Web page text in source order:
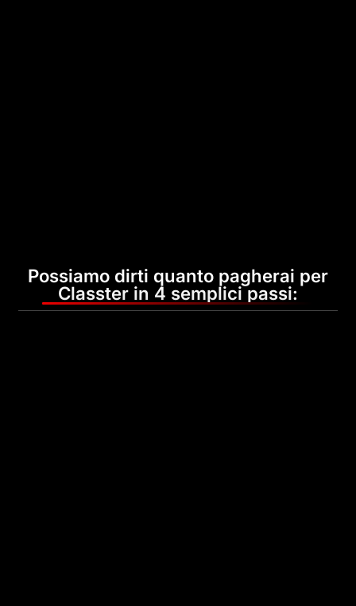
Possiamo dirti quanto pagherai per
Classter in 4 semplici passi: